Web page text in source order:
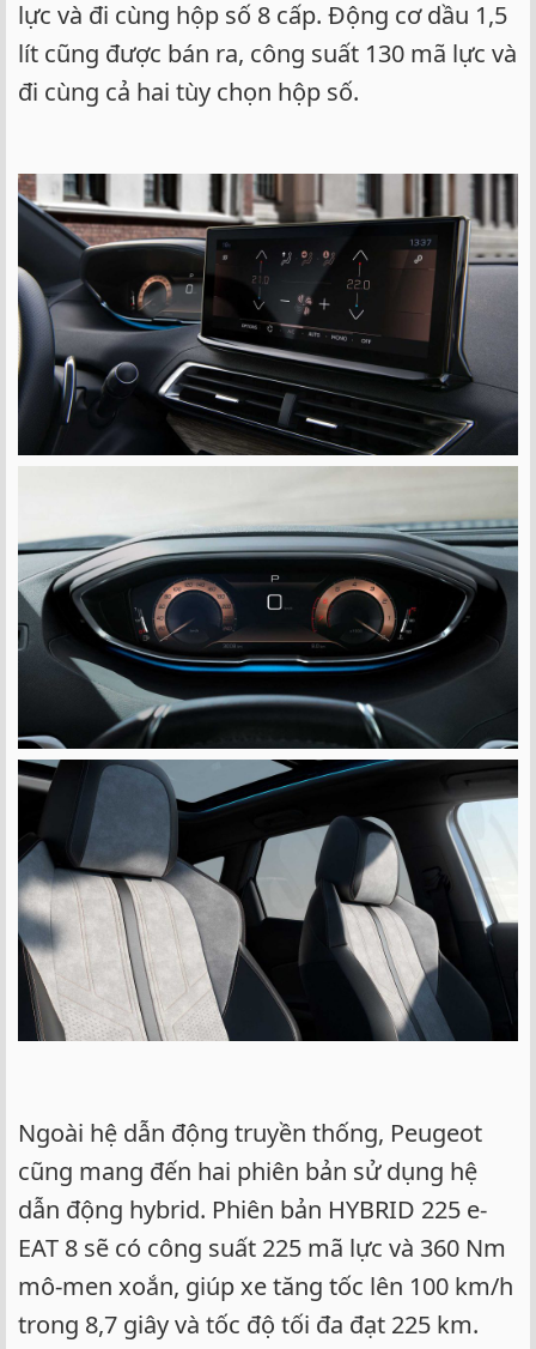
lực và đi cùng hộp số 8 cấp. Động cơ dầu 1,5
lít cũng được bán ra, công suất 130 mã lực và
đi cùng cả hai tùy chọn hộp số.
Ngoài hệ dẫn động truyền thống, Peugeot
cũng mang đến hai phiên bản sử dụng hệ
dẫn động hybrid. Phiên bản HYBRID 225 e-
EAT 8 sẽ có công suất 225 mã lực và 360 Nm
mô-men xoắn, giúp xe tăng tốc lên 100 km/h
trong 8,7 giây và tốc độ tối đa đạt 225 km.